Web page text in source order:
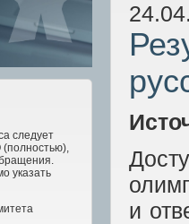
следует
указать
и